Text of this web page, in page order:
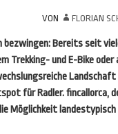
VON FLORIAN
bezwingen: Bereits seit
Trekking- und E-Bike
Landschaft
für Radler.fincallorca,
Möglichkeit